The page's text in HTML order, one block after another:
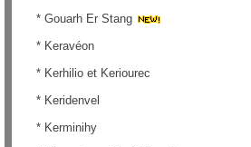
* Gouarh Er Stang
* Keravéon
* Kerhilio et Keriourec
* Keridenvel
* Kerminihy